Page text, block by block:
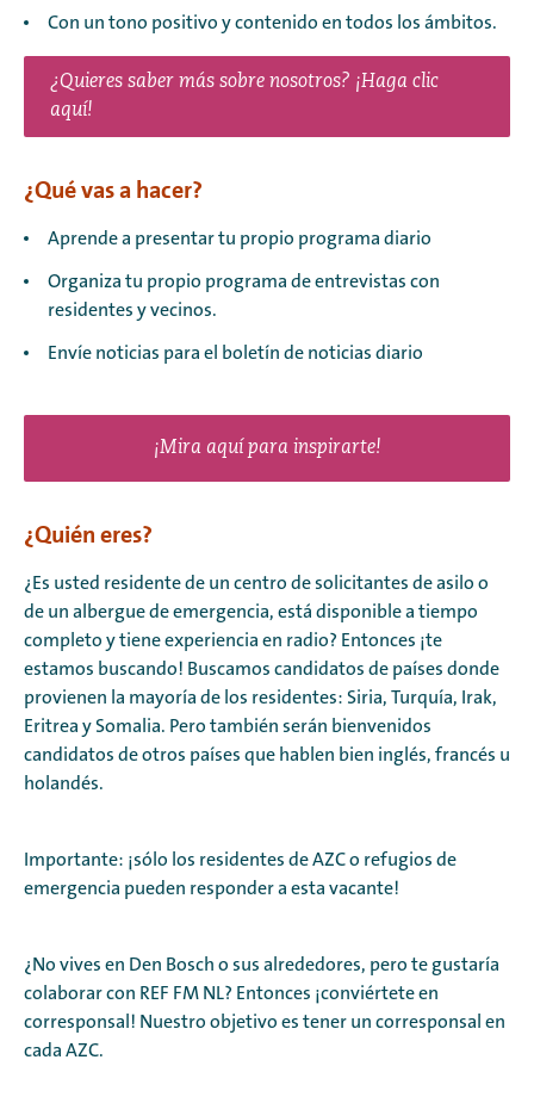
Con un tono positivo y contenido en todos los ámbitos.
¿Quieres saber más sobre nosotros? ¡Haga clic
aquí!
¿Qué vas a hacer?
Aprende a presentar tu propio programa diario
Organiza tu propio programa de entrevistas con
residentes y vecinos.
Envíe noticias para el boletín de noticias diario
¡Mira aquí para inspirarte!
¿Quién eres?
¿Es usted residente de un centro de solicitantes de asilo o
de un albergue de emergencia, está disponible a tiempo
completo y tiene experiencia en radio? Entonces ¡te
estamos buscando! Buscamos candidatos de países donde
provienen la mayoría de los residentes: Siria, Turquía, Irak,
Eritrea y Somalia. Pero también serán bienvenidos
candidatos de otros países que hablen bien inglés, francés u
holandés.
Importante: ¡sólo los residentes de AZC o refugios de
emergencia pueden responder a esta vacante!
¿No vives en Den Bosch o sus alrededores, pero te gustaría
colaborar con REF FM NL? Entonces ¡conviértete en
corresponsal! Nuestro objetivo es tener un corresponsal en
cada AZC.